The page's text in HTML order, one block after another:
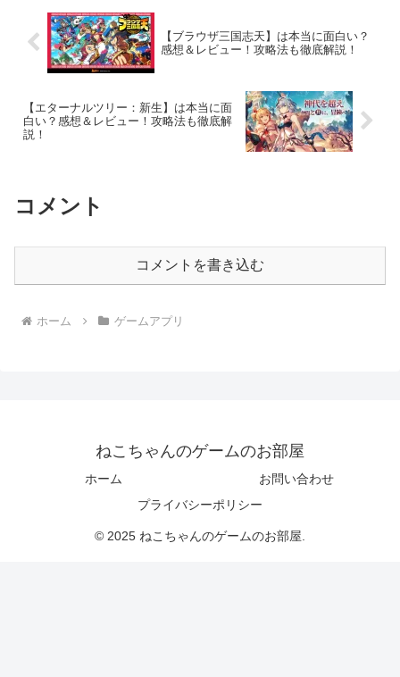
【ブラウザ三国志天】は本当に面白い？
感想＆レビュー！攻略法も徹底解説！
【エターナルツリー：新生】は本当に面
白い？感想＆レビュー！攻略法も徹底解
説！
コメント
コメントを書き込む
ホーム ゲームアプリ
ねこちゃんのゲームのお部屋
ホーム
お問い合わせ
プライバシーポリシー
© 2025 ねこちゃんのゲームのお部屋.